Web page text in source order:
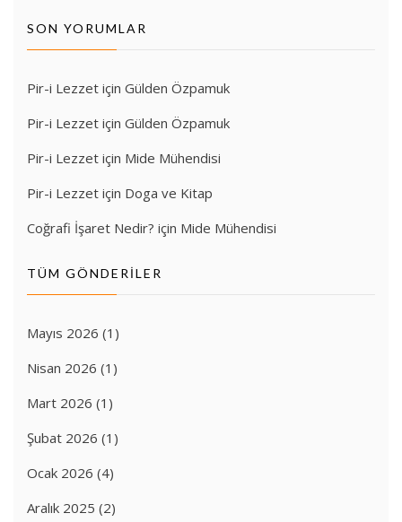
SON YORUMLAR
Pir-i Lezzet için Gülden Özpamuk
Pir-i Lezzet için Gülden Özpamuk
Pir-i Lezzet için Mide Mühendisi
Pir-i Lezzet için Doga ve Kitap
Coğrafi İşaret Nedir? için Mide Mühendisi
TÜM GÖNDERILER
Mayıs 2026 (1)
Nisan 2026 (1)
Mart 2026 (1)
Şubat 2026 (1)
Ocak 2026 (4)
Aralık 2025 (2)